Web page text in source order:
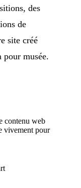
des
de
site créé
pour musée.
contenu web
vivement pour